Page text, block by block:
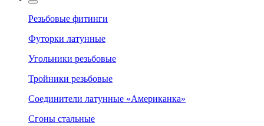
Резьбовые фитинги
Футорки латунные
Угольники резьбовые
Тройники резьбовые
Соединители латунные «Американка»
Сгоны стальные